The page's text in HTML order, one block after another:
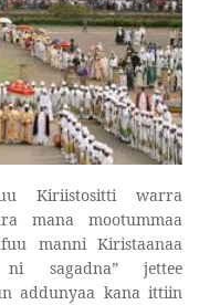
Kiriistositti warra
mana mootummaa
manni Kiristaanaa
sagadna” jettee
addunyaa kana ittiin